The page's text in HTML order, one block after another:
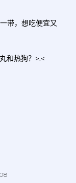
，想吃便宜又
和热狗？>.<